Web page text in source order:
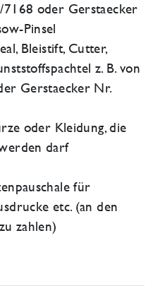
7168 oder Gerstaecker
Pinsel
Bleistift, Cutter,
z. B. von
Gerstaecker Nr.
oder Kleidung, die
darf
für
etc. (an den
zahlen)